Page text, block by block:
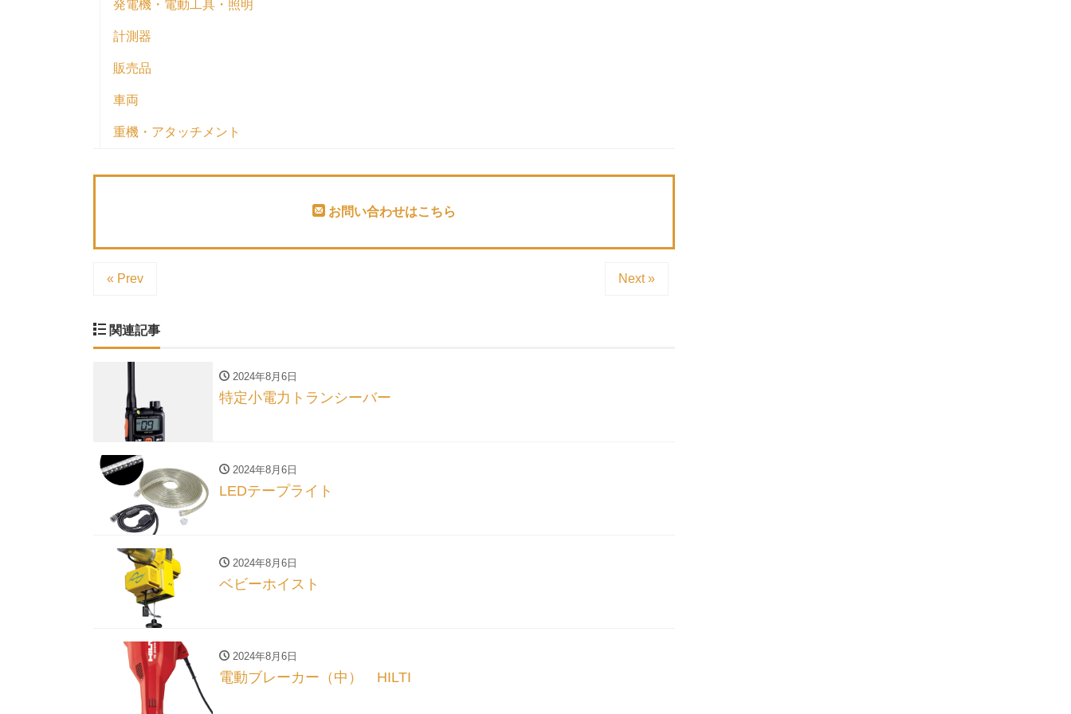
発電機・電動工具・照明
計測器
販売品
車両
重機・アタッチメント
お問い合わせはこちら
« Prev Next »
関連記事
2024年8月6日
特定小電力トランシーバー
2024年8月6日
LEDテープライト
2024年8月6日
ベビーホイスト
2024年8月6日
電動ブレーカー（中） HILTI